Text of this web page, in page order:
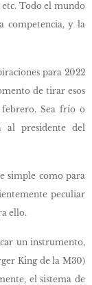
Todo el mundo
competencia, y la
para 2022
de tirar esos
febrero. Sea frío o
al presidente del
simple como para
peculiar
ello.
un instrumento,
King de la M30)
el sistema de